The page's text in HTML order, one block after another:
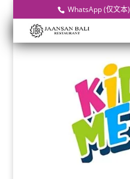
WhatsApp (仅文本)